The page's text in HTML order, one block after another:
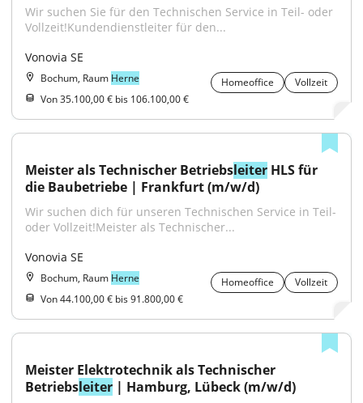
Wir suchen Sie für den Technischen Service in Teil- oder
Vollzeit!Kundendienstleiter für den...
Vonovia SE
Bochum, Raum Herne Homeoffice
Vollzeit
Von 35.100,00 € bis 106.100,00 €
Meister als Technischer Betriebsleiter HLS für
die Baubetriebe | Frankfurt (m/w/d)
Wir suchen dich für unseren Technischen Service in Teil-
oder Vollzeit!Meister als Technischer...
Vonovia SE
Bochum, Raum Herne Homeoffice
Vollzeit
Von 44.100,00 € bis 91.800,00 €
Meister Elektrotechnik als Technischer
Betriebsleiter | Hamburg, Lübeck (m/w/d)